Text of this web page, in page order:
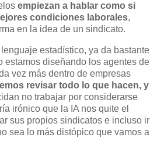
empiezan a hablar como si
condiciones laborales,
en la idea de un sindicato.
estadístico, ya da bastante
estamos diseñando los agentes de
vez más dentro de empresas
revisar todo lo que hacen, y
no trabajar por considerarse
irónico que la IA nos quite el
sus propios sindicatos e incluso ir
sea lo más distópico que vamos a